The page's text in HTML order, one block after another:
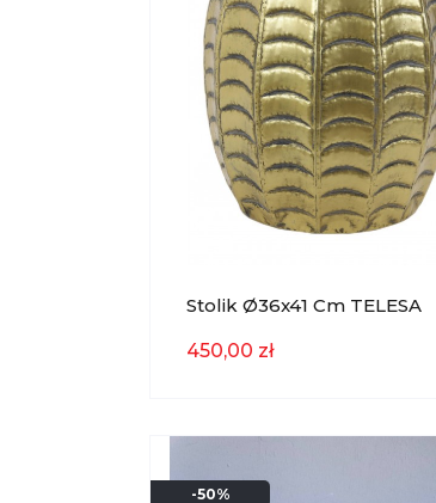
Stolik Ø36x41 Cm TELESA
450,00 zł
-50%